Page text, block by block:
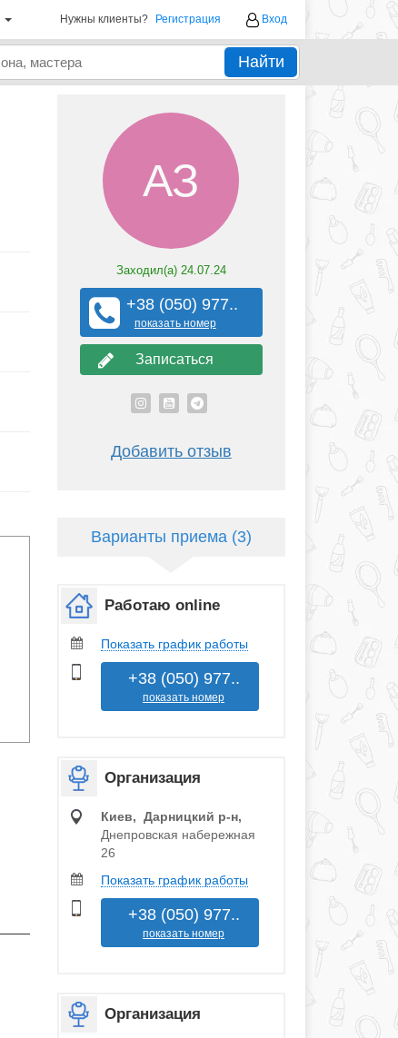
Нужны клиенты? Регистрация Вход
Найти
АЗ
Заходил(а) 24.07.24
+38 (050) 977..
показать номер
Записаться
Добавить отзыв
Варианты приема (3)
Работаю online
Показать график работы
+38 (050) 977..
показать номер
Организация
Киев, Дарницкий р‑н,
Днепровская набережная
26
Показать график работы
+38 (050) 977..
показать номер
Организация